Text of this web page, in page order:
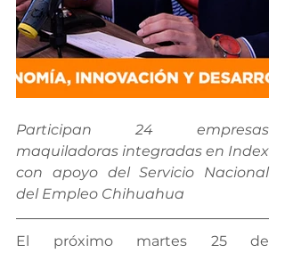
Participan 24 empresas
maquiladoras integradas en Index
con apoyo del Servicio Nacional
del Empleo Chihuahua
El próximo martes 25 de